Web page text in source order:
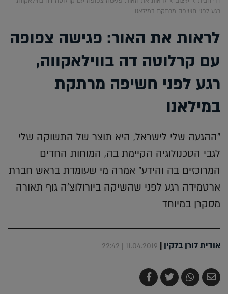
רגע לפני חשיפה מרתקת במילאנו
לראות את האור: פגישה צפופה
עם קרלוטה דה בווילאקווה,
רגע לפני חשיפה מרתקת
במילאנו
"ההגעה שלי לישראל, היא תוצר של התשוקה שלי
לגבי הטכנולוגיה הקיימת בה, המוחות החדים
המרוכזים בה והידע" אמרה מי שעומדת בראש חברת
ארטמידה רגע לפני שהשיקה ביורולוצ'ה גוף תאורה
מסקרן במיוחד
אודית לורן בלקין |
11.04.2019 | 22:42
שלח
בדואר
שתף
ב-
צייץ
ב-
שתף
ב-